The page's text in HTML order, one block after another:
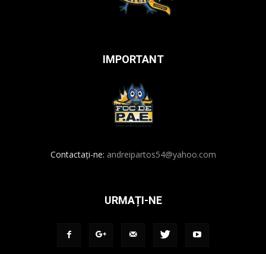
IMPORTANT
Contactați-ne: andreipartos54@yahoo.com
URMAȚI-NE